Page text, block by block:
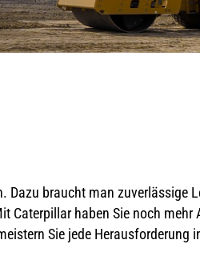
Dazu braucht man zuverlässige
Caterpillar haben Sie noch mehr
Sie jede Herausforderung